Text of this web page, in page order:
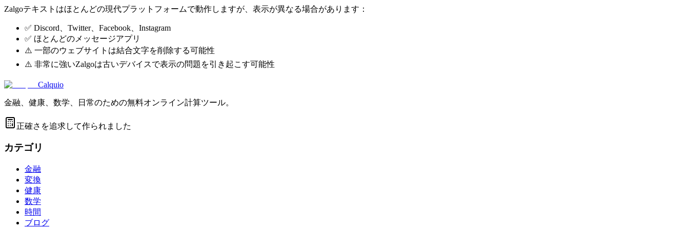
Zalgoテキストはほとんどの現代プラットフォームで動作しますが、表示が異なる場合があります：
✅ Discord、Twitter、Facebook、Instagram
✅ ほとんどのメッセージアプリ
⚠️ 一部のウェブサイトは結合文字を削除する可能性
⚠️ 非常に強いZalgoは古いデバイスで表示の問題を引き起こす可能性
Calquio
金融、健康、数学、日常のための無料オンライン計算ツール。
正確さを追求して作られました
カテゴリ
金融
変換
健康
数学
時間
ブログ